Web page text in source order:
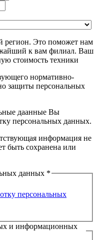
регион. Это поможет нам
к вам филиал. Ваш
стоимость техники
нормативно-
защиты персональных
даанные Вы
персональных данных.
информация не
быть сохранена или
данных *
персональных
и информационных